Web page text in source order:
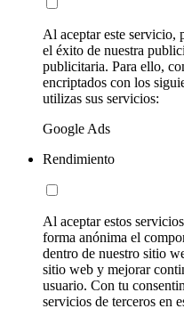
Al aceptar este servicio,
el éxito de nuestra
publicitaria. Para ello,
encriptados con los
utilizas sus servicios:
Google Ads
Rendimiento
Al aceptar estos
forma anónima el
dentro de nuestro sitio
sitio web y mejorar
usuario. Con tu
servicios de terceros en